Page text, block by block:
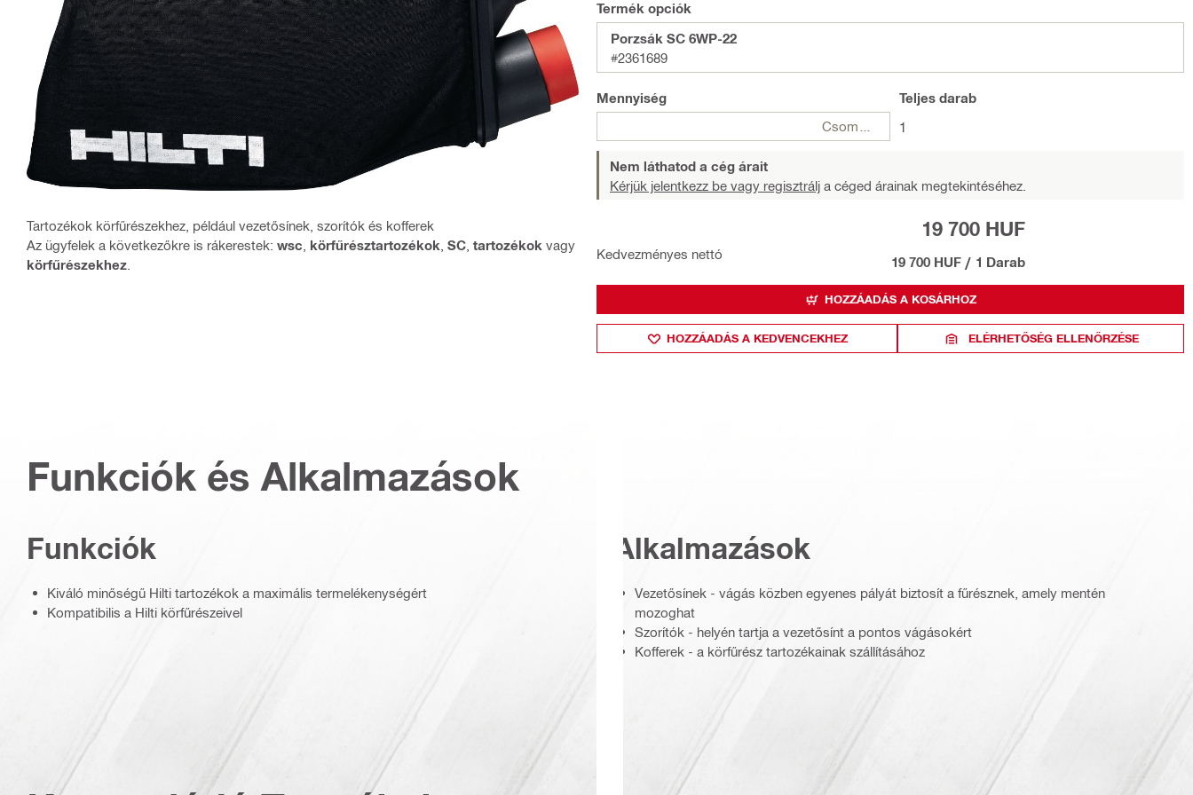
Tartozékok körfűrészekhez, például vezetősínek, szorítók és kofferek
Az ügyfelek a következőkre is rákerestek: wsc körfűrésztartozékok SC tartozékok vagy
körfűrészekhez
Termék opciók
Porzsák SC 6WP-22
#2361689
Mennyiség
Teljes darab
1
Nem láthatod a cég árait
Kérjük jelentkezz be vagy regisztrálj a céged árainak megtekintéséhez.
Kedvezményes nettó
19 700 HUF
19 700 HUF / 1 Darab
HOZZÁADÁS A KOSÁRHOZ
HOZZÁADÁS A KEDVENCEKHEZ ELÉRHETŐSÉG ELLENŐRZÉSE
Funkciók és Alkalmazások
Funkciók
Kiváló minőségű Hilti tartozékok a maximális termelékenységért
Kompatibilis a Hilti körfűrészeivel
Alkalmazások
Vezetősínek - vágás közben egyenes pályát biztosít a fűrésznek, amely mentén
mozoghat
Szorítók - helyén tartja a vezetősínt a pontos vágásokért
Kofferek - a körfűrész tartozékainak szállításához